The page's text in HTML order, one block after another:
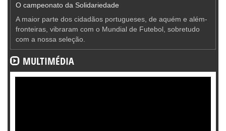
O campeonato da Solidariedade
A maior parte dos cidadãos portugueses, de aquém e além-
fronteiras, vibraram com o Mundial de Futebol, sobretudo
com a nossa seleção.
MULTIMÉDIA